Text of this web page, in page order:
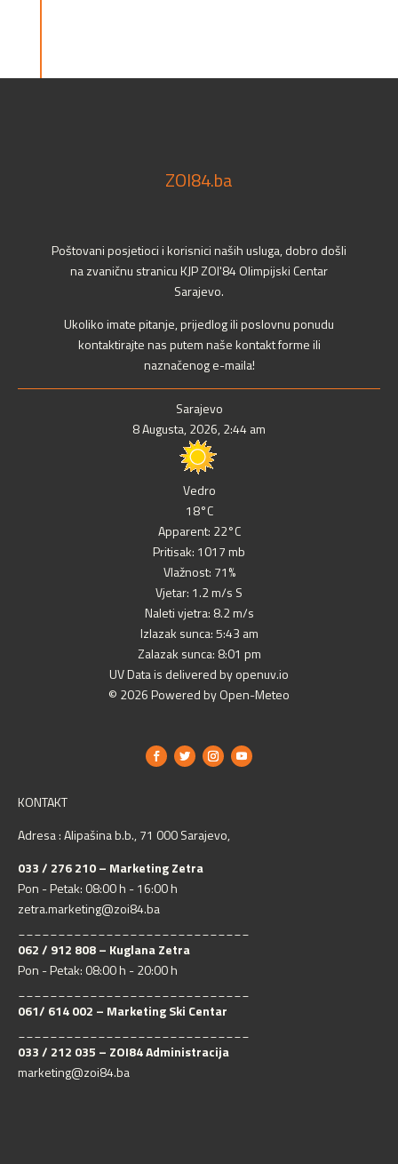
ZOI84.ba
Poštovani posjetioci i korisnici naših usluga, dobro došli
na zvaničnu stranicu KJP ZOI'84 Olimpijski Centar
Sarajevo.
Ukoliko imate pitanje, prijedlog ili poslovnu ponudu
kontaktirajte nas putem naše kontakt forme ili
naznačenog e-maila!
Sarajevo
8 Augusta, 2026, 2:44 am
Vedro
18°C
Apparent: 22°C
Pritisak: 1017 mb
Vlažnost: 71%
Vjetar: 1.2 m/s S
Naleti vjetra: 8.2 m/s
Izlazak sunca: 5:43 am
Zalazak sunca: 8:01 pm
UV Data is delivered by openuv.io
© 2026 Powered by Open-Meteo
KONTAKT
Adresa : Alipašina b.b., 71 000 Sarajevo,
033 / 276 210 – Marketing Zetra
Pon - Petak: 08:00 h - 16:00 h
zetra.marketing@zoi84.ba
062 / 912 808 – Kuglana Zetra
Pon - Petak: 08:00 h - 20:00 h
061/ 614 002 – Marketing Ski Centar
033 / 212 035 – ZOI84 Administracija
marketing@zoi84.ba